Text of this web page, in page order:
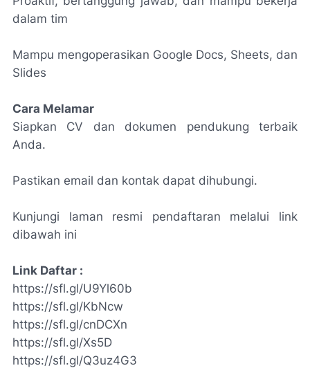
dalam tim
Mampu mengoperasikan Google Docs, Sheets, dan
Slides
Cara Melamar
Siapkan CV dan dokumen pendukung terbaik
Anda.
Pastikan email dan kontak dapat dihubungi.
Kunjungi laman resmi pendaftaran melalui link
dibawah ini
Link Daftar :
https://sfl.gl/U9Yl60b
https://sfl.gl/KbNcw
https://sfl.gl/cnDCXn
https://sfl.gl/Xs5D
https://sfl.gl/Q3uz4G3